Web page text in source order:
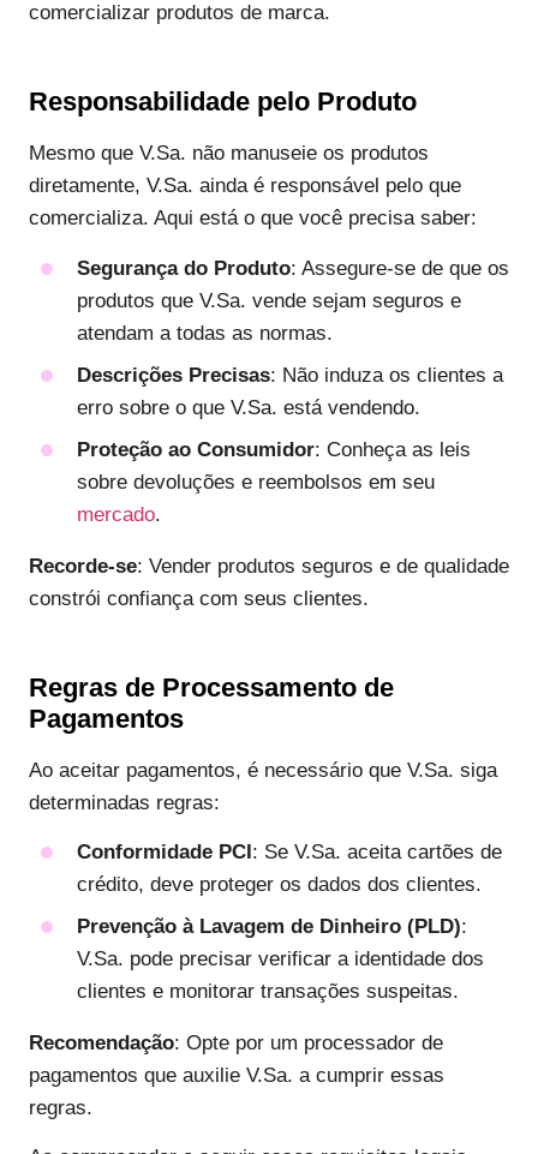
comercializar produtos de marca.
Responsabilidade pelo Produto
Mesmo que V.Sa. não manuseie os produtos
diretamente, V.Sa. ainda é responsável pelo que
comercializa. Aqui está o que você precisa saber:
Segurança do Produto: Assegure-se de que os
produtos que V.Sa. vende sejam seguros e
atendam a todas as normas.
Descrições Precisas: Não induza os clientes a
erro sobre o que V.Sa. está vendendo.
Proteção ao Consumidor: Conheça as leis
sobre devoluções e reembolsos em seu
mercado.
Recorde-se: Vender produtos seguros e de qualidade
constrói confiança com seus clientes.
Regras de Processamento de
Pagamentos
Ao aceitar pagamentos, é necessário que V.Sa. siga
determinadas regras:
Conformidade PCI: Se V.Sa. aceita cartões de
crédito, deve proteger os dados dos clientes.
Prevenção à Lavagem de Dinheiro (PLD):
V.Sa. pode precisar verificar a identidade dos
clientes e monitorar transações suspeitas.
Recomendação: Opte por um processador de
pagamentos que auxilie V.Sa. a cumprir essas
regras.